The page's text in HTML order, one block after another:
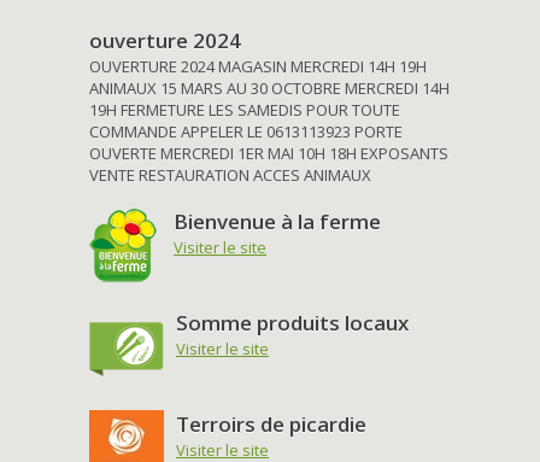
ouverture 2024
OUVERTURE 2024 MAGASIN MERCREDI 14H 19H
ANIMAUX 15 MARS AU 30 OCTOBRE MERCREDI 14H
19H FERMETURE LES SAMEDIS POUR TOUTE
COMMANDE APPELER LE 0613113923 PORTE
OUVERTE MERCREDI 1ER MAI 10H 18H EXPOSANTS
VENTE RESTAURATION ACCES ANIMAUX
Bienvenue à la ferme
Visiter le site
Somme produits locaux
Visiter le site
Terroirs de picardie
Visiter le site